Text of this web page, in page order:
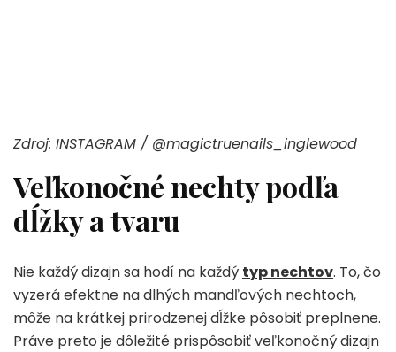
Zdroj: INSTAGRAM / @magictruenails_inglewood
Veľkonočné nechty podľa
dĺžky a tvaru
Nie každý dizajn sa hodí na každý typ nechtov. To, čo
vyzerá efektne na dlhých mandľových nechtoch,
môže na krátkej prirodzenej dĺžke pôsobiť preplnene.
Práve preto je dôležité prispôsobiť veľkonočný dizajn